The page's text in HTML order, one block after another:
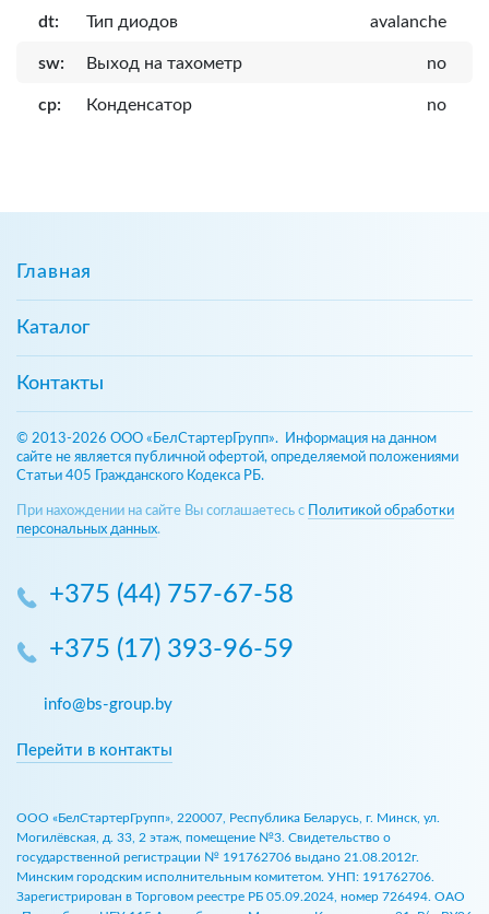
dt: Тип диодов avalanche
sw: Выход на тахометр no
cp: Конденсатор no
Главная
Каталог
Контакты
© 2013-2026 ООО «БелСтартерГрупп». Информация на данном
сайте не является публичной офертой, определяемой положениями
Статьи 405 Гражданского Кодекса РБ.
При нахождении на сайте Вы соглашаетесь с
Политикой обработки
персональных данных.
+375 (44) 757-67-58
+375 (17) 393-96-59
info@bs-group.by
Перейти в контакты
ООО «БелСтартерГрупп», 220007, Республика Беларусь, г. Минск, ул.
Могилёвская, д. 33, 2 этаж, помещение №3. Свидетельство о
государственной регистрации № 191762706 выдано 21.08.2012г.
Минским городским исполнительным комитетом. УНП: 191762706.
Зарегистрирован в Торговом реестре РБ 05.09.2024, номер 726494. ОАО